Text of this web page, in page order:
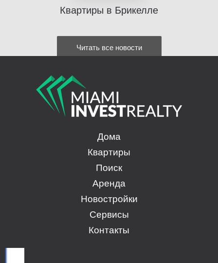
Квартиры в Брикелле
Читать все новости
Дома
Квартиры
Поиск
Аренда
Новостройки
Сервисы
Контакты